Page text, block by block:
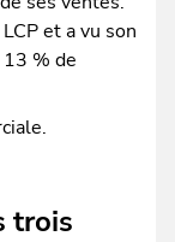
et a vu son
% de
trois